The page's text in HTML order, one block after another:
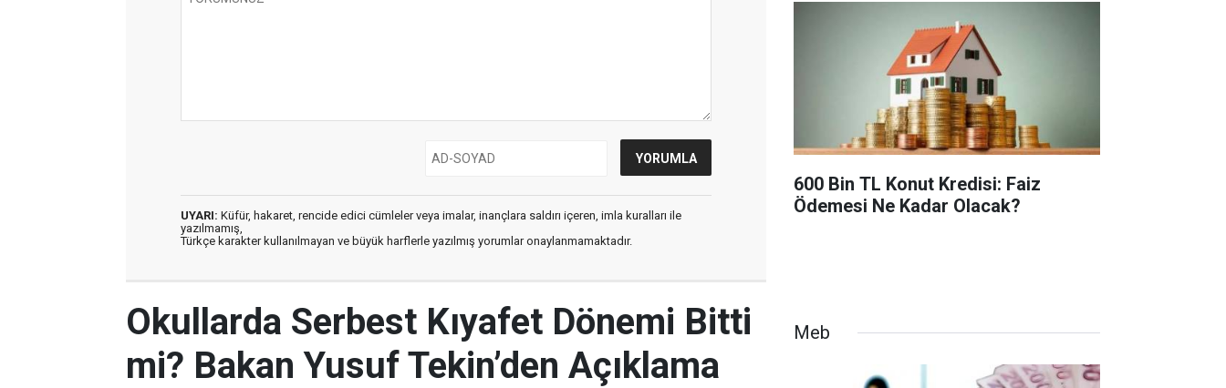
UYARI: Küfür, hakaret, rencide edici cümleler veya imalar, inançlara saldırı içeren, imla kuralları ile
yazılmamış,
Türkçe karakter kullanılmayan ve büyük harflerle yazılmış yorumlar onaylanmamaktadır.
600 Bin TL Konut Kredisi: Faiz
Ödemesi Ne Kadar Olacak?
Okullarda Serbest Kıyafet Dönemi Bitti
mi? Bakan Yusuf Tekin’den Açıklama
Meb